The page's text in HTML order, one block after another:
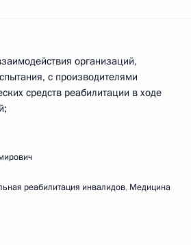
организаций,
с производителями
средств реабилитации в ходе
реабилитация инвалидов, Медицина